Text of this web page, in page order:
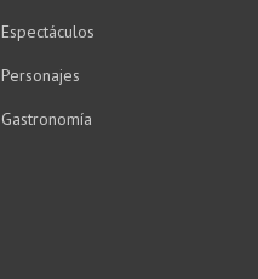
Espectáculos
Personajes
Gastronomía